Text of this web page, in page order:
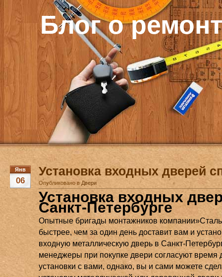
Блог о
Янв
06
Установка входных дверей
Опубликовано в Двери
Установка входных
Санкт-Петербурге
Опытные бригады монтажников
быстрее, чем за один день доставит вам и
входную металлическую дверь в Санкт-
менеджеры при покупке двери согласуют время
установки с вами, однако, вы и сами можете